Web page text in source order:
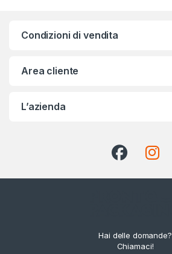
Condizioni di vendita
Area cliente
L’azienda
Hai delle domande?
Chiamaci!